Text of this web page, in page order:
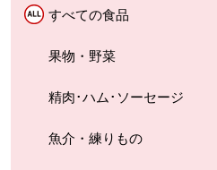
すべての食品
果物・野菜
精肉･ハム･ソーセージ
魚介・練りもの